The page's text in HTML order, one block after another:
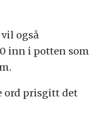
også
inn i potten som
ord prisgitt det